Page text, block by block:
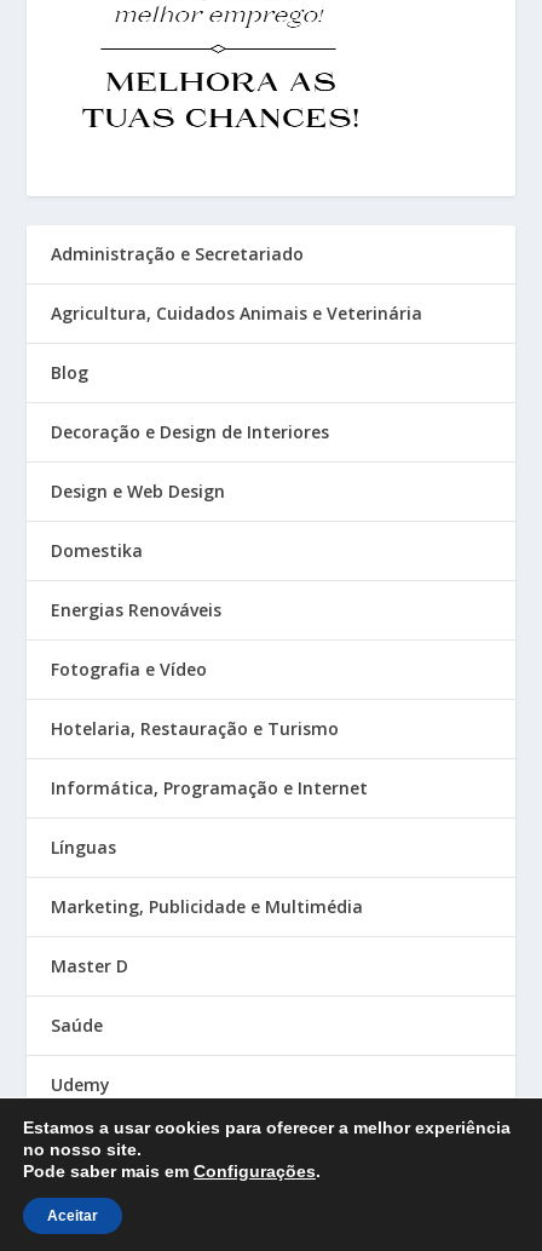
Administração e Secretariado
Agricultura, Cuidados Animais e Veterinária
Blog
Decoração e Design de Interiores
Design e Web Design
Domestika
Energias Renováveis
Fotografia e Vídeo
Hotelaria, Restauração e Turismo
Informática, Programação e Internet
Línguas
Marketing, Publicidade e Multimédia
Master D
Saúde
Udemy
Designed by
Estamos a usar cookies para oferecer a melhor experiência
no nosso site.
Pode saber mais em Configurações.
Aceitar